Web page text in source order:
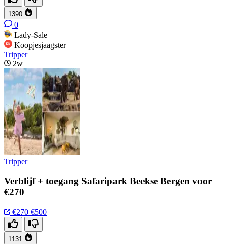
1390
0
Lady-Sale
Koopjesjaagster
Tripper
2w
Tripper
Verblijf + toegang Safaripark Beekse Bergen voor
€270
€270 €500
1131